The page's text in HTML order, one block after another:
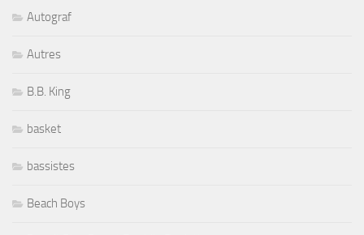
Autograf
Autres
B.B. King
basket
bassistes
Beach Boys